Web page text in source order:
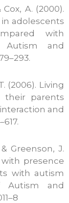
A. (2000).
adolescents
with
Autism and
(2006). Living
their parents
and
Greenson, J.
with presence
with autism
Autism and